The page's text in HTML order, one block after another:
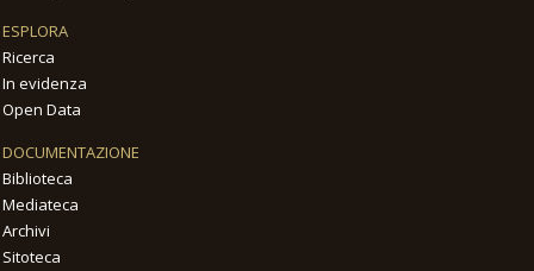
ESPLORA
Ricerca
In evidenza
Open Data
DOCUMENTAZIONE
Biblioteca
Mediateca
Archivi
Sitoteca